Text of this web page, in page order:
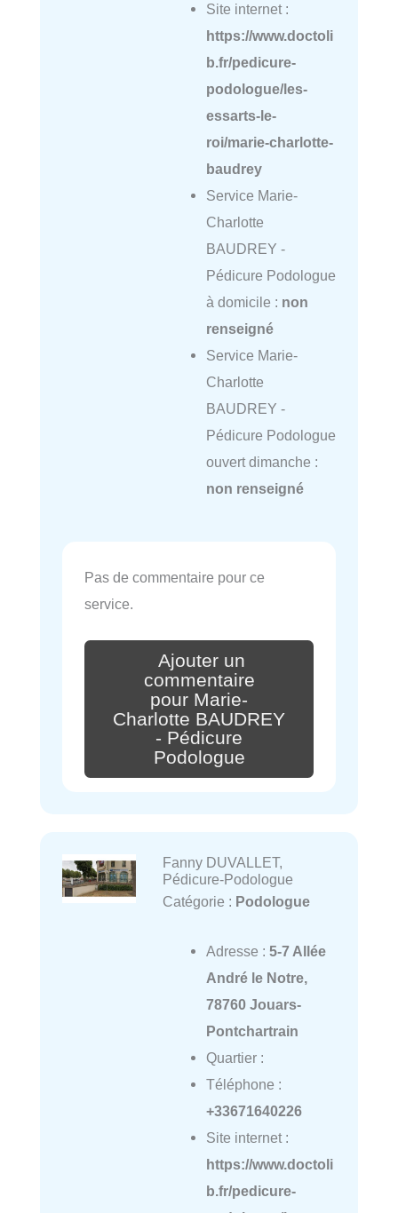
Site internet :
https://www.doctoli
b.fr/pedicure-
podologue/les-
essarts-le-
roi/marie-charlotte-
baudrey
Service Marie-
Charlotte
BAUDREY -
Pédicure Podologue
à domicile : non
renseigné
Service Marie-
Charlotte
BAUDREY -
Pédicure Podologue
ouvert dimanche :
non renseigné
Pas de commentaire pour ce
service.
Ajouter un
commentaire
pour Marie-
Charlotte BAUDREY
- Pédicure
Podologue
Fanny DUVALLET,
Pédicure-Podologue
Catégorie : Podologue
Adresse : 5-7 Allée
André le Notre,
78760 Jouars-
Pontchartrain
Quartier :
Téléphone :
+33671640226
Site internet :
https://www.doctoli
b.fr/pedicure-